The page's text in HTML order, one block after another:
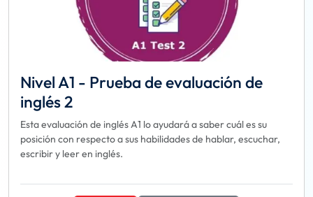
Nivel A1 - Prueba de evaluación de
inglés 2
Esta evaluación de inglés A1 lo ayudará a saber cuál es su
posición con respecto a sus habilidades de hablar, escuchar,
escribir y leer en inglés.